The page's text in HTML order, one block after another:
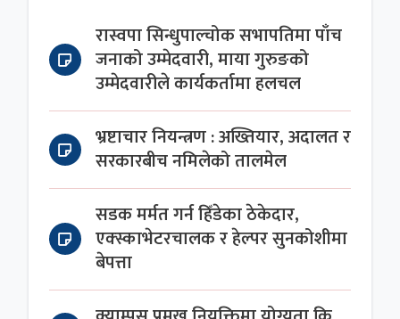
रास्वपा सिन्धुपाल्चोक सभापतिमा पाँच
जनाको उम्मेदवारी, माया गुरुङको
उम्मेदवारीले कार्यकर्तामा हलचल
भ्रष्टाचार नियन्त्रण : अख्तियार, अदालत र
सरकारबीच नमिलेको तालमेल
सडक मर्मत गर्न हिँडेका ठेकेदार,
एक्स्काभेटरचालक र हेल्पर सुनकोशीमा
बेपत्ता